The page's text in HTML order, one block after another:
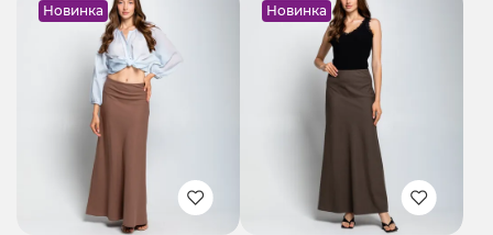
Новинка Новинка